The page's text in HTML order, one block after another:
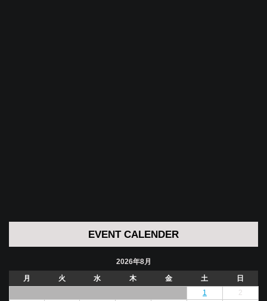
EVENT CALENDER
2026年8月
月
火 水 木 金 土
日
1
2